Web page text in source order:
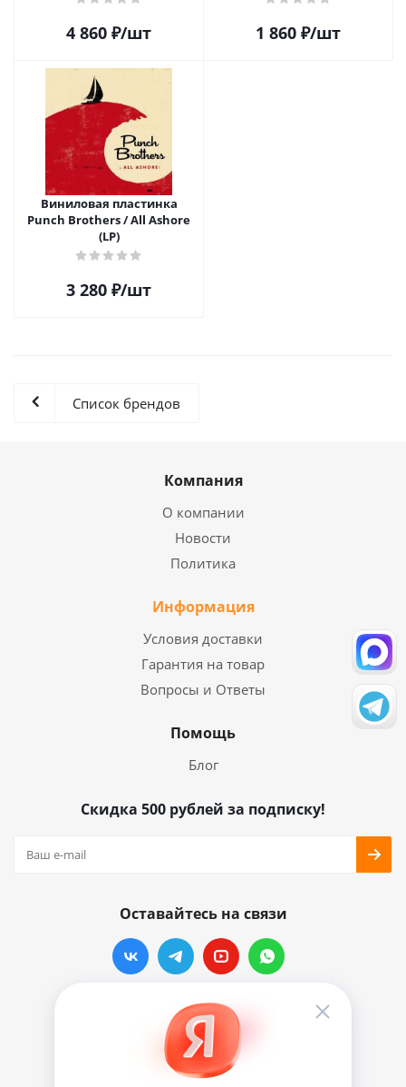
4 860 ₽/шт 1 860 ₽/шт
Виниловая пластинка
Punch Brothers / All Ashore
(LP)
3 280 ₽/шт
Список брендов
Компания
О компании
Новости
Политика
Информация
Условия доставки
Гарантия на товар
Вопросы и Ответы
Помощь
Блог
Скидка 500 рублей за подписку!
Оставайтесь на связи
Наши контакты
info@vinylmarkt.ru